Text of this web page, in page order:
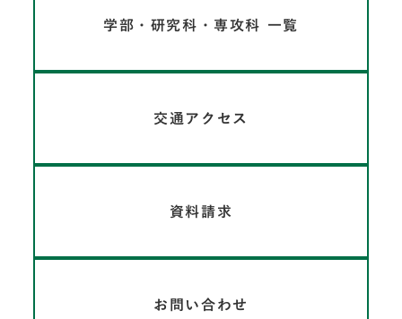
学部・研究科・専攻科 一覧
交通アクセス
資料請求
お問い合わせ